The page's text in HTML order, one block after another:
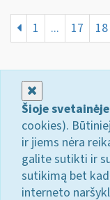
1 ... 17 18
Šioje
cookies).
ir jiems nėra
galite sutikti ir
sutikimą bet
interneto